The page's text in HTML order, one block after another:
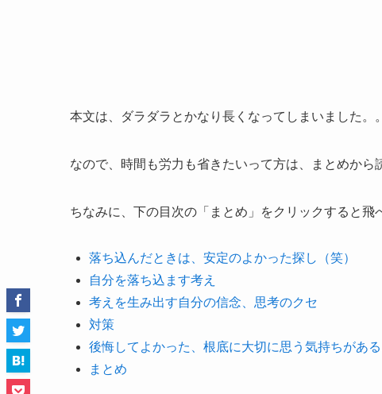
本文は、ダラダラとかなり長くなってしまいました。
なので、時間も労力も省きたいって方は、まとめから
ちなみに、下の目次の「まとめ」をクリックすると飛
落ち込んだときは、安定のよかった探し（笑）
自分を落ち込ます考え
考えを生み出す自分の信念、思考のクセ
対策
後悔してよかった、根底に大切に思う気持ちがあ
まとめ